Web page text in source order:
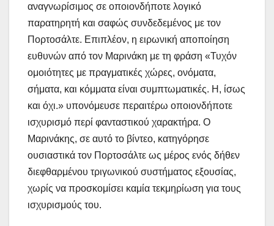
αναγνωρίσιμος σε οποιονδήποτε λογικό
παρατηρητή και σαφώς συνδεδεμένος με τον
Πορτοσάλτε. Επιπλέον, η ειρωνική αποποίηση
ευθυνών από τον Μαρινάκη με τη φράση «Τυχόν
ομοιότητες με πραγματικές χώρες, ονόματα,
σήματα, και κόμματα είναι συμπτωματικές. Η, ίσως
και όχι.» υπονόμευσε περαιτέρω οποιονδήποτε
ισχυρισμό περί φανταστικού χαρακτήρα. Ο
Μαρινάκης, σε αυτό το βίντεο, κατηγόρησε
ουσιαστικά τον Πορτοσάλτε ως μέρος ενός δήθεν
διεφθαρμένου τριγωνικού συστήματος εξουσίας,
χωρίς να προσκομίσει καμία τεκμηρίωση για τους
ισχυρισμούς του.